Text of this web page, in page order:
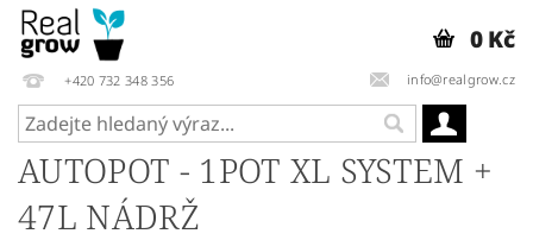
+420 732 348 356 info@realgrow.cz
0 Kč
AUTOPOT - 1POT XL SYSTEM +
47L NÁDRŽ